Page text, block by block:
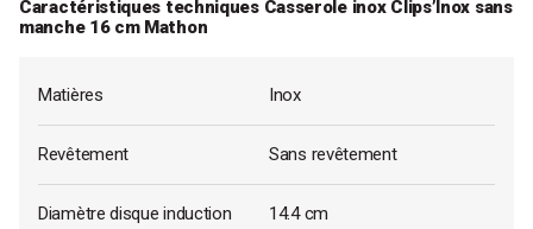
Caractéristiques techniques Casserole inox Clips’Inox sans
manche 16 cm Mathon
Matières Inox
Revêtement Sans revêtement
Diamètre disque induction 14.4 cm